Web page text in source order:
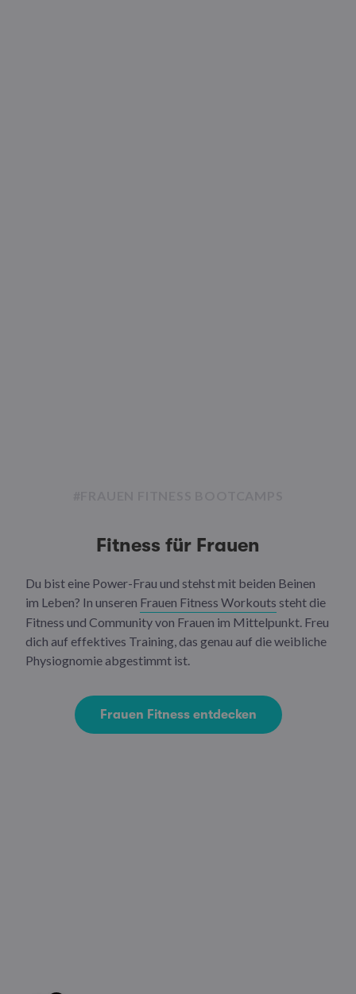
Fitness für Frauen
Du bist eine Power-Frau und stehst mit beiden Beinen
im Leben? In unseren Frauen Fitness Workouts steht die
Fitness und Community von Frauen im Mittelpunkt. Freu
dich auf effektives Training, das genau auf die weibliche
Physiognomie abgestimmt ist.
Frauen Fitness entdecken